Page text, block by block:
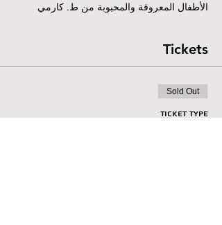
الأطفال المعروفة والمحبوبة من ط. كارمي
Tickets
Sold Out
Ticket type